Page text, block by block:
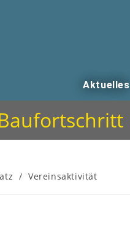
Aktuelles
/ Vereinsaktivität